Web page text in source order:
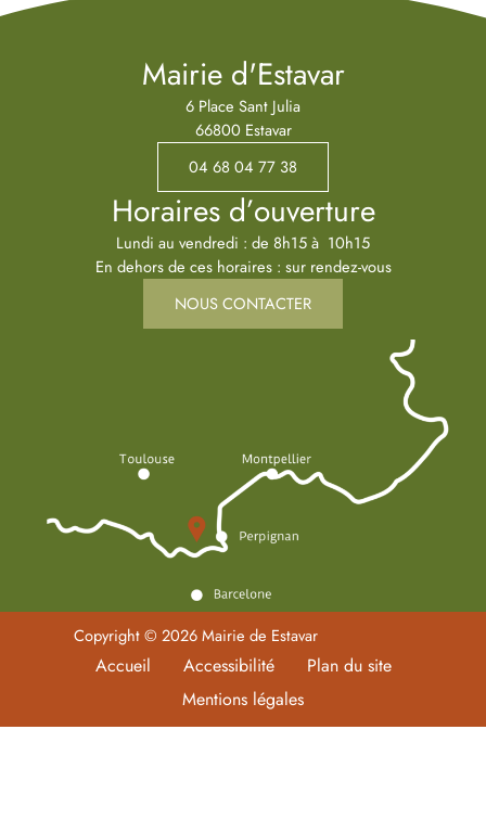
Mairie d'Estavar
6 Place Sant Julia
66800 Estavar
04 68 04 77 38
Horaires d’ouverture
Lundi au vendredi : de 8h15 à 10h15
En dehors de ces horaires : sur rendez-vous
NOUS CONTACTER
Copyright © 2026 Mairie de Estavar
Accueil Accessibilité
Plan du site
Mentions légales